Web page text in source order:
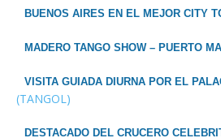
BUENOS AIRES EN EL MEJOR CITY
MADERO TANGO SHOW – PUERTO
VISITA GUIADA DIURNA POR EL
(TANGOL)
DESTACADO DEL CRUCERO